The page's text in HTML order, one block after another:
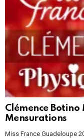
Clémence
Mensurations
Miss France Guadeloupe